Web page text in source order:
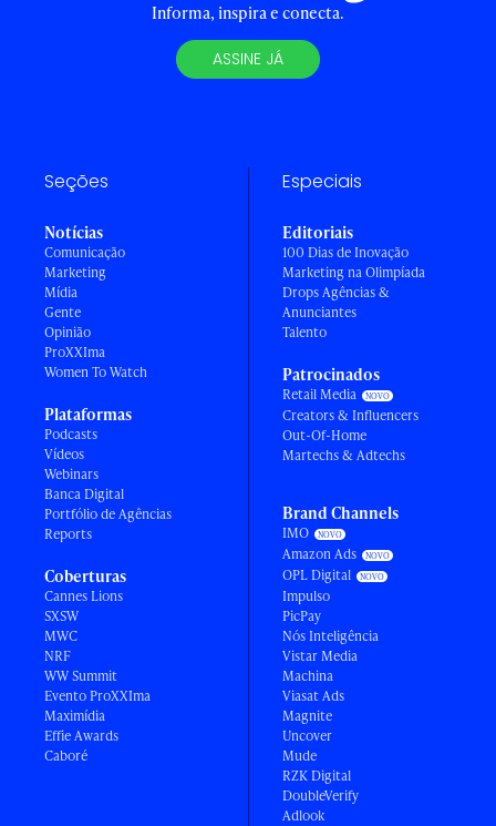
Informa, inspira e conecta.
ASSINE JÁ
Seções
Notícias
Comunicação
Marketing
Mídia
Gente
Opinião
ProXXIma
Women To Watch
Plataformas
Podcasts
Vídeos
Webinars
Banca Digital
Portfólio de Agências
Reports
Coberturas
Cannes Lions
SXSW
MWC
NRF
WW Summit
Evento ProXXIma
Maximídia
Effie Awards
Caboré
Especiais
Editoriais
100 Dias de Inovação
Marketing na Olimpíada
Drops Agências &
Anunciantes
Talento
Patrocinados
Retail Media
Creators & Influencers
Out-Of-Home
Martechs & Adtechs
Brand Channels
IMO
Amazon Ads
OPL Digital
Impulso
PicPay
Nós Inteligência
Vistar Media
Machina
Viasat Ads
Magnite
Uncover
Mude
RZK Digital
DoubleVerify
Adlook